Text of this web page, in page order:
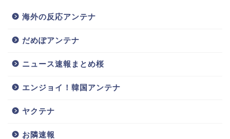
海外の反応アンテナ
だめぽアンテナ
ニュース速報まとめ桜
エンジョイ！韓国アンテナ
ヤクテナ
お隣速報